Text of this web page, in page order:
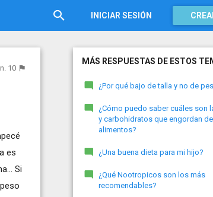
INICIAR SESIÓN
10
es
Si
MÁS RESPUESTAS DE ESTOS
¿Por qué bajo de talla y no de
¿Cómo puedo saber cuáles son
y carbohidratos que engordan
alimentos?
¿Una buena dieta para mi hijo?
¿Qué Nootropicos son los más
recomendables?